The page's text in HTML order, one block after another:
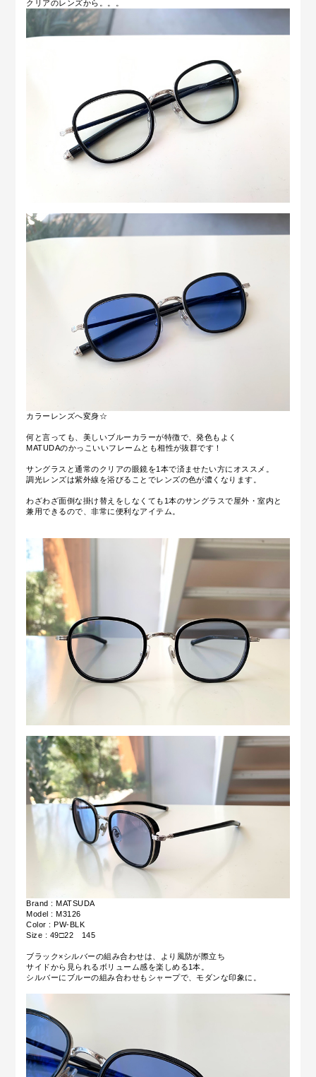
クリアのレンズから。。。
カラーレンズへ変身☆
何と言っても、美しいブルーカラーが特徴で、発色もよく
MATUDAのかっこいいフレームとも相性が抜群です！
サングラスと通常のクリアの眼鏡を1本で済ませたい方にオススメ。
調光レンズは紫外線を浴びることでレンズの色が濃くなります。
わざわざ面倒な掛け替えをしなくても1本のサングラスで屋外・室内と
兼用できるので、非常に便利なアイテム。
Brand : MATSUDA
Model : M3126
Color : PW-BLK
Size : 49□22 145
ブラック×シルバーの組み合わせは、より風防が際立ち
サイドから見られるボリューム感を楽しめる1本。
シルバーにブルーの組み合わせもシャープで、モダンな印象に。